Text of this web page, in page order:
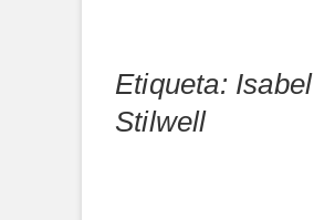
Etiqueta: Isabel
Stilwell